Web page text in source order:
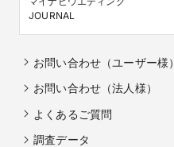
JOURNAL
お問い合わせ（ユーザー様）
お問い合わせ（法人様）
よくあるご質問
調査データ